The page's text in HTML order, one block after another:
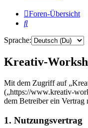
Foren-Übersicht
Suche
Sprache:
Kreativ-
Mit dem Zugriff auf
(„https://www.kreativ-
dem Betreiber ein Vertrag
1. Nutzungsvertrag